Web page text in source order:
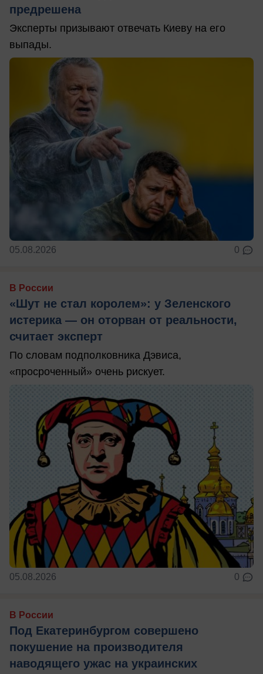
предрешена
Эксперты призывают отвечать Киеву на его
выпады.
05.08.2026 0
В России
«Шут не стал королем»: у Зеленского
истерика — он оторван от реальности,
считает эксперт
По словам подполковника Дэвиса,
«просроченный» очень рискует.
05.08.2026 0
В России
Под Екатеринбургом совершено
покушение на производителя
наводящего ужас на украинских